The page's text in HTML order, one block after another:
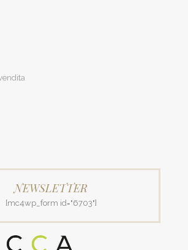
NEWSLETTER
[mc4wp_form id="6703"]